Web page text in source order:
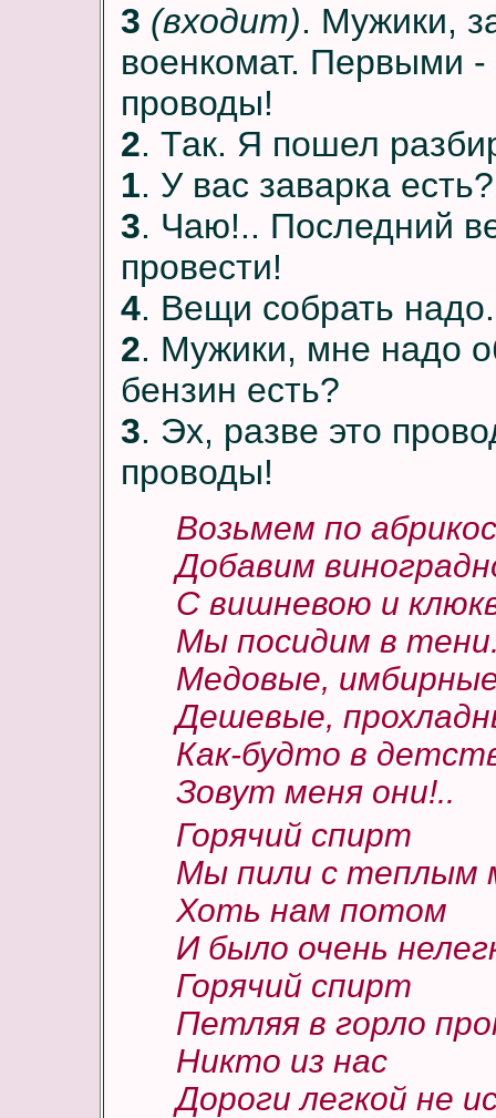
3 (входит). Мужики,
военкомат. Первыми
проводы!
2. Так. Я пошел
1. У вас заварка
3. Чаю!.. Последний
провести!
4. Вещи собрать надо.
2. Мужики, мне надо
бензин есть?
3. Эх, разве это
проводы!
Возьмем по
Добавим
С вишневою и
Мы посидим в
Медовые,
Дешевые,
Как-будто в
Зовут меня они!..
Горячий спирт
Мы пили с теплым
Хоть нам потом
И было очень
Горячий спирт
Петляя в горло
Никто из нас
Дороги легкой не